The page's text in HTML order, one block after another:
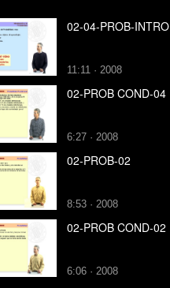
02-04-PROB-INTRO
11:11 · 2008
02-PROB COND-04
6:27 · 2008
02-PROB-02
8:53 · 2008
02-PROB COND-02
6:06 · 2008